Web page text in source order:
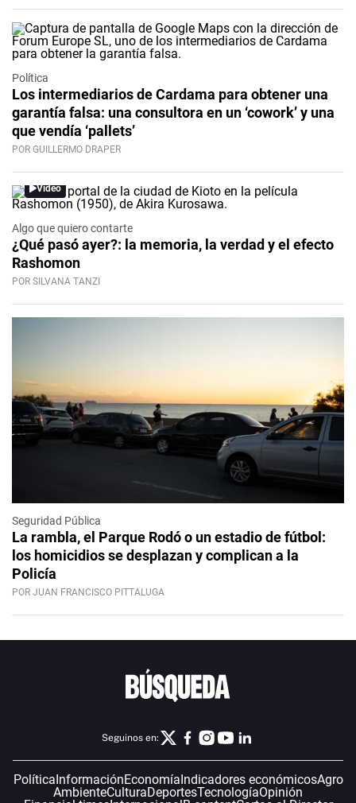
Política
Los intermediarios de Cardama para obtener una
garantía falsa: una consultora en un ‘cowork’ y una
que vendía ‘pallets’
POR GUILLERMO DRAPER
Video
Algo que quiero contarte
¿Qué pasó ayer?: la memoria, la verdad y el efecto
Rashomon
POR SILVANA TANZI
Seguridad Pública
La rambla, el Parque Rodó o un estadio de fútbol:
los homicidios se desplazan y complican a la
Policía
POR JUAN FRANCISCO PITTALUGA
Seguinos en:
PolíticaInformaciónEconomíaIndicadores económicosAgro
AmbienteCulturaDeportesTecnologíaOpinión